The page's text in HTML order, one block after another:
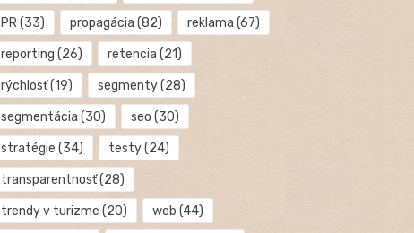
PR(33) propagácia (82) reklama (67)
reporting (26) retencia (21)
rýchlosť(19) segmenty(28)
segmentácia (30) seo (30)
stratégie (34) testy(24)
transparentnosť(28)
trendy v turizme (20) web (44)